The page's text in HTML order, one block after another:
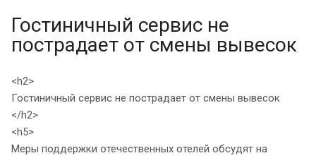
Гостиничный сервис не
пострадает от смены вывесок
<h2>
Гостиничный сервис не пострадает от смены вывесок
</h2>
<h5>
Меры поддержки отечественных отелей обсудят на